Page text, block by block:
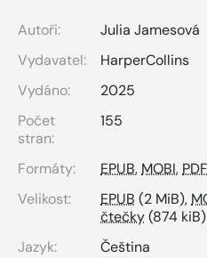
Autoři:
Julia Jamesová
Vydavatel:
HarperCollins
Vydáno:
2025
Počet
stran:
155
Formáty: EPUB,MOBI,
Velikost:
EPUB (2 MiB),
čtečky(874 kiB)
Jazyk:
Čeština